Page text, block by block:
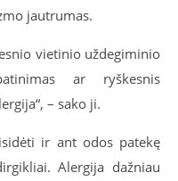
jautrumas.
vietinio uždegiminio
ar ryškesnis
– sako ji.
ir ant odos patekę
Alergija dažniau